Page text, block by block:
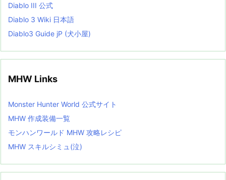
Diablo III 公式
Diablo 3 Wiki 日本語
Diablo3 Guide jP (犬小屋)
MHW Links
Monster Hunter World 公式サイト
MHW 作成装備一覧
モンハンワールド MHW 攻略レシピ
MHW スキルシミュ(泣)